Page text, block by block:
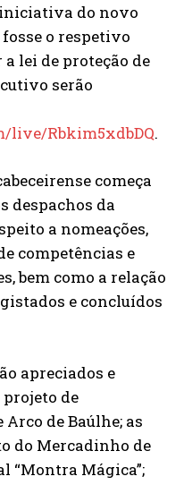
do novo
o respetivo
lei de proteção de
serão
live/Rbkim5xdbDQ.
começa
despachos da
a nomeações,
competências e
bem como a relação
e concluídos
apreciados e
de
Arco de Baúlhe; as
do Mercadinho de
“Montra Mágica”;